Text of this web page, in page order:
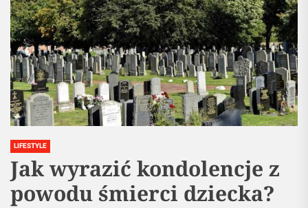
LIFESTYLE
Jak wyrazić kondolencje z
powodu śmierci dziecka?